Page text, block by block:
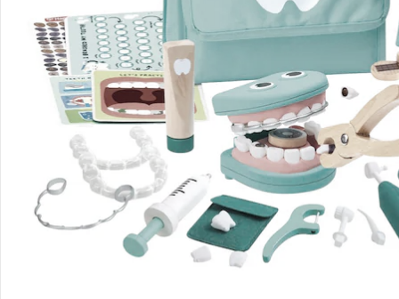
Retoure & Reklamation
Gutscheine & Aktionen
Kontakt & Service
Filialen & Beratung